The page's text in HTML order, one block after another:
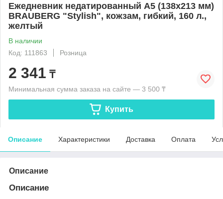
Ежедневник недатированный А5 (138х213 мм)
BRAUBERG "Stylish", кожзам, гибкий, 160 л.,
желтый
В наличии
Код: 111863
Розница
2 341 ₸
Минимальная сумма заказа на сайте — 3 500 ₸
Купить
Описание Характеристики Доставка Оплата
Описание
Описание